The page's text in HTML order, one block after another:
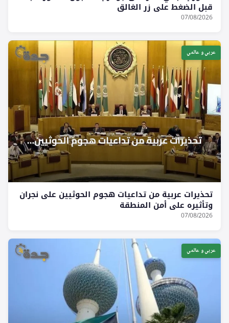
قبل الضغط على زر الغالق
07/08/2026
عربي و عالمي
تحذيرات عربية من تداعيات هجوم الحوثيين على نجران
وتأثيره على أمن المنطقة
07/08/2026
عربي و عالمي